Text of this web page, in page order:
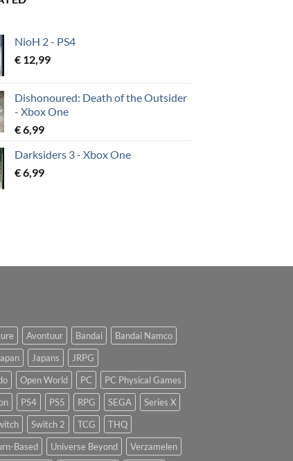
NioH 2 - PS4
€ 12,99
Dishonoured: Death of the Outsider
- Xbox One
€6,99
Darksiders 3 - Xbox One
€6,99
Avontuur Bandai
Bandai Namco
Japans
JRPG
Open World PC
PC Physical Games
PS4 PS5 RPG SEGA
Series X
Switch 2 TCG
THQ
Based Universe Beyond Verzamelen